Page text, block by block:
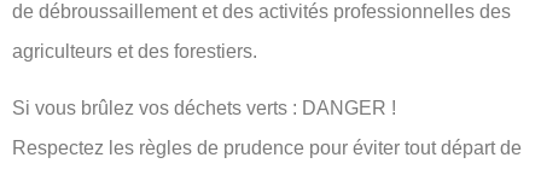
de débroussaillement et des activités professionnelles des
agriculteurs et des forestiers.
Si vous brûlez vos déchets verts : DANGER !
Respectez les règles de prudence pour éviter tout départ de